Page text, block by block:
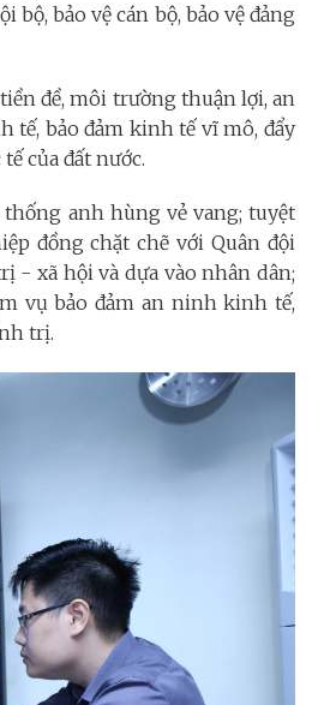
bảo vệ cán bộ, bảo vệ đảng
đề, môi trường thuận lợi, an
tế, bảo đảm kinh tế vĩ mô, đẩy
của đất nước.
anh hùng vẻ vang; tuyệt
đồng chặt chẽ với Quân đội
- xã hội và dựa vào nhân dân;
vụ bảo đảm an ninh kinh tế,
trị.